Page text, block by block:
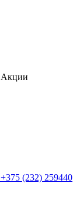
Акции
+375 (232) 259440